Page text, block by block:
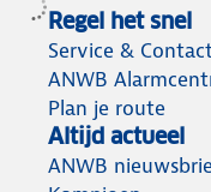
Regel het snel
Service &
ANWB
Plan je route
Altijd actueel
ANWB